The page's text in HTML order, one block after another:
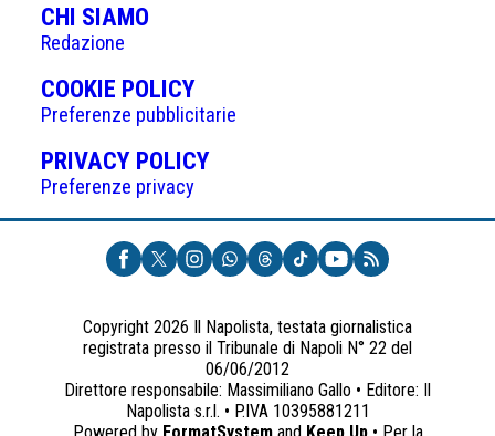
CHI SIAMO
Redazione
COOKIE POLICY(APRE
IN
UNA
NUOVA
Preferenze pubblicitarie
PRIVACY POLICY(APRE
UNA
NUOVA
SCHEDA)
Preferenze privacy
Copyright 2026 Il Napolista, testata giornalistica
registrata presso il Tribunale di Napoli N° 22 del
06/06/2012
Direttore responsabile: Massimiliano Gallo • Editore: Il
Napolista s.r.l. • P.IVA 10395881211